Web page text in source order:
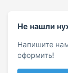
Не нашли
Напишите
оформить!